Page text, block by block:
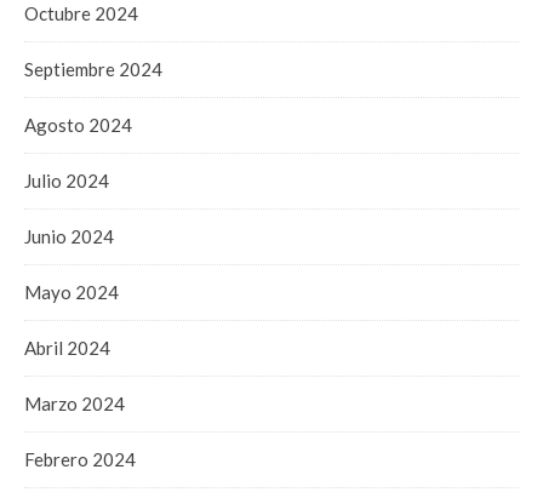
Octubre 2024
Septiembre 2024
Agosto 2024
Julio 2024
Junio 2024
Mayo 2024
Abril 2024
Marzo 2024
Febrero 2024